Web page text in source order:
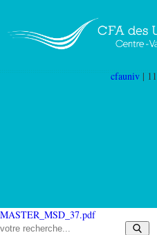
stratégique et
cfauniv |
MASTER_MSD_37.pdf